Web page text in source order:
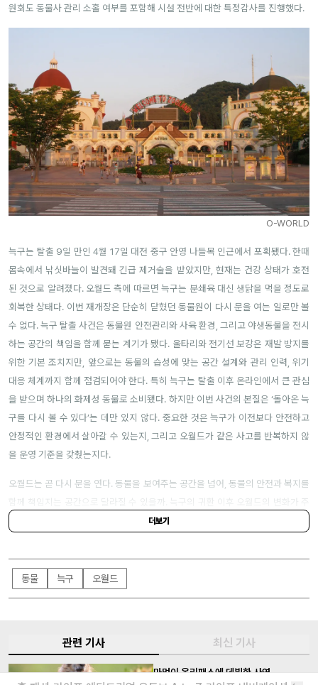
원회도 동물사 관리 소홀 여부를 포함해 시설 전반에 대한 특정감사를 진행했다.
O-WORLD
늑구는 탈출 9일 만인 4월 17일 대전 중구 안영 나들목 인근에서 포획됐다. 한때
몸속에서 낚싯바늘이 발견돼 긴급 제거술을 받았지만, 현재는 건강 상태가 호전
된 것으로 알려졌다. 오월드 측에 따르면 늑구는 분쇄육 대신 생닭을 먹을 정도로
회복한 상태다. 이번 재개장은 단순히 닫혔던 동물원이 다시 문을 여는 일로만 볼
수 없다. 늑구 탈출 사건은 동물원 안전관리와 사육 환경, 그리고 야생동물을 전시
하는 공간의 책임을 함께 묻는 계기가 됐다. 울타리와 전기선 보강은 재발 방지를
위한 기본 조치지만, 앞으로는 동물의 습성에 맞는 공간 설계와 관리 인력, 위기
대응 체계까지 함께 점검되어야 한다. 특히 늑구는 탈출 이후 온라인에서 큰 관심
을 받으며 하나의 화제성 동물로 소비됐다. 하지만 이번 사건의 본질은 ‘돌아온 늑
구를 다시 볼 수 있다’는 데만 있지 않다. 중요한 것은 늑구가 이전보다 안전하고
안정적인 환경에서 살아갈 수 있는지, 그리고 오월드가 같은 사고를 반복하지 않
을 운영 기준을 갖췄는지다.
오월드는 곧 다시 문을 연다. 동물을 보여주는 공간을 넘어, 동물의 안전과 복지를
함께 책임지는 공간으로 달라질 수 있을까. 늑구의 귀환 이후 오월드의 변화가 주
더보기
동물 늑구 오월드
관련 기사 최신 기사
마멋이 온리팬스에 데뷔한 사연